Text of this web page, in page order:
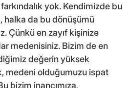
yok. Kendimizde bu
halka da bu dönüşümü
Çünkü en zayıf kişinize
medenisiniz. Bizim de en
değerin yüksek
medeni olduğumuzu ispat
bizim inancımıza,